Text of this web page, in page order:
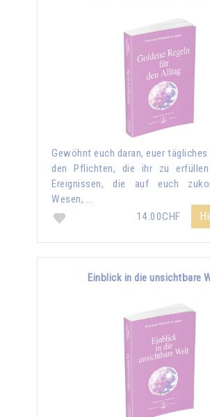
Gewöhnt euch daran, euer
den Pflichten, die ihr zu
Ereignissen, die auf euch
Wesen, …
14.00CHF
Einblick in die unsichtbare